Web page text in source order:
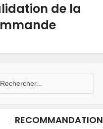
de la
RECOMMANDATION